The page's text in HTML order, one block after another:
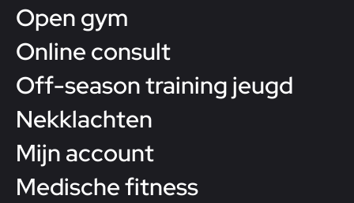
Open gym
Online consult
Off-season training jeugd
Nekklachten
Mijn account
Medische fitness